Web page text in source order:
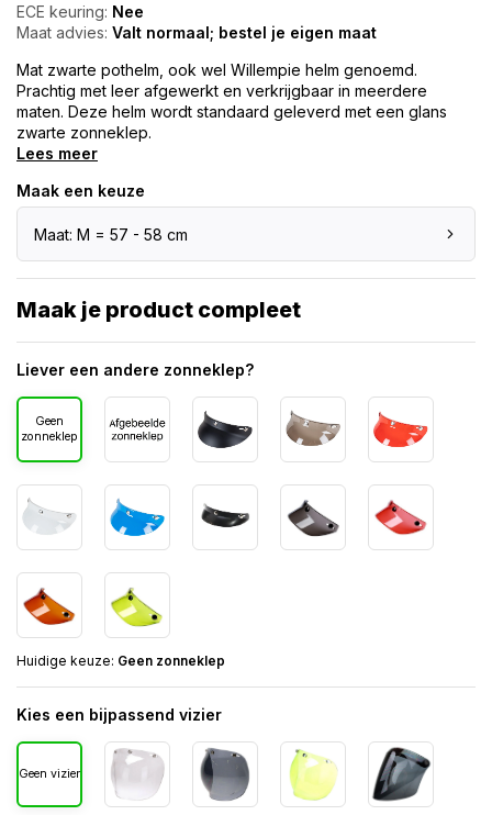
ECE keuring: Nee
Maat advies: Valt normaal; bestel je eigen maat
Mat zwarte pothelm, ook wel Willempie helm genoemd.
Prachtig met leer afgewerkt en verkrijgbaar in meerdere
maten. Deze helm wordt standaard geleverd met een glans
zwarte zonneklep.
Lees meer
Maak een keuze
Maat: M = 57 - 58 cm
Maak je product compleet
Liever een andere zonneklep?
Geen
zonneklep
Huidige keuze: Geen zonneklep
Kies een bijpassend vizier
Geen vizier